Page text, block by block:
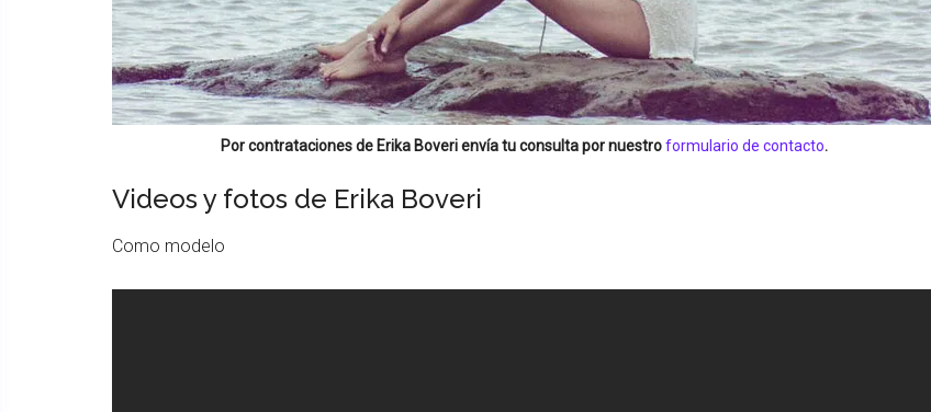
Por contrataciones de Erika Boverienvía tu consulta por nuestroformulario de contacto.
Videos y fotos de Erika Boveri
Como modelo